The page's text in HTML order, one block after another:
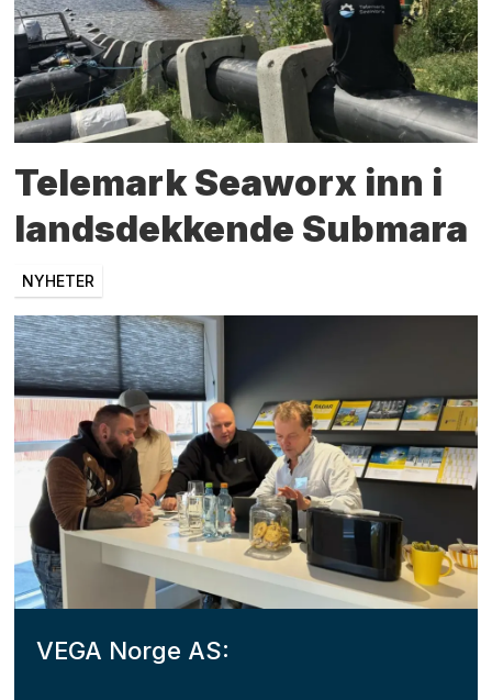
Telemark Seaworx inn i
landsdekkende Submara
NYHETER
VEGA Norge AS: